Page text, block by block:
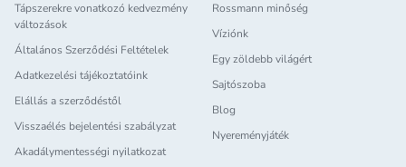
Tápszerekre vonatkozó kedvezmény
változások
Általános Szerződési Feltételek
Adatkezelési tájékoztatóink
Elállás a szerződéstől
Visszaélés bejelentési szabályzat
Akadálymentességi nyilatkozat
Rossmann minőség
Víziónk
Egy zöldebb világért
Sajtószoba
Blog
Nyereményjáték